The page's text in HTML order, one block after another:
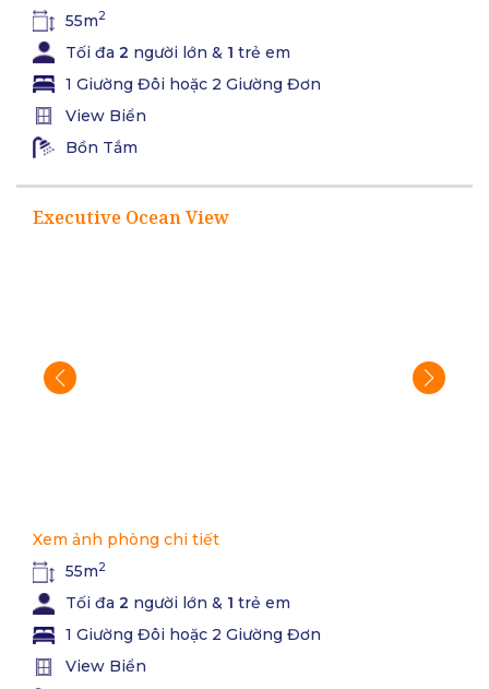
55m2
Tối đa 2 người lớn & 1 trẻ em
1 Giường Đôi hoặc 2 Giường Đơn
View Biển
Bồn Tắm
Executive Ocean View
Xem ảnh phòng chi tiết
55m2
Tối đa 2 người lớn & 1 trẻ em
1 Giường Đôi hoặc 2 Giường Đơn
View Biển